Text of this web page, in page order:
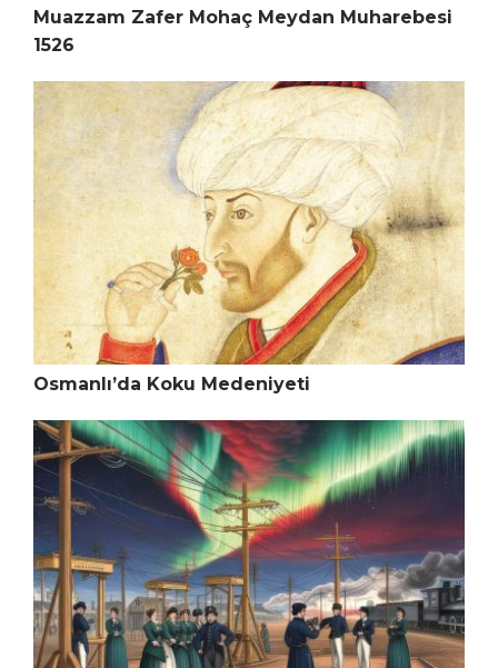
Muazzam Zafer Mohaç Meydan Muharebesi
1526
Osmanlı’da Koku Medeniyeti